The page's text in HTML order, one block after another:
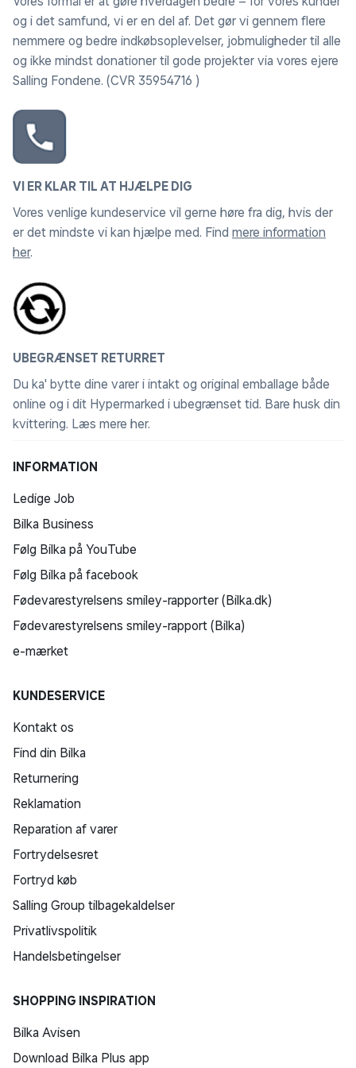
Mål udfoldet:B: 76 x D: 100 x H: 30 cm
Vedligeholdelse:Rengøres med en fugtig klud
og i det samfund, vi er en del af. Det gør vi gennem flere
nemmere og bedre indkøbsoplevelser, jobmuligheder til alle
og ikke mindst donationer til gode projekter via vores ejere
Salling Fondene. (CVR 35954716 )
VI ER KLAR TIL AT HJÆLPE DIG
Vores venlige kundeservice vil gerne høre fra dig, hvis der
er det mindste vi kan hjælpe med. Find mere information
her.
UBEGRÆNSET RETURRET
Du ka' bytte dine varer i intakt og original emballage både
online og i dit Hypermarked i ubegrænset tid. Bare husk din
kvittering. Læs mere her.
INFORMATION
Ledige Job
Bilka Business
Følg Bilka på YouTube
Følg Bilka på facebook
Fødevarestyrelsens smiley-rapporter (Bilka.dk)
Fødevarestyrelsens smiley-rapport (Bilka)
e-mærket
KUNDESERVICE
Kontakt os
Find din Bilka
Returnering
Reklamation
Reparation af varer
Fortrydelsesret
Fortryd køb
Salling Group tilbagekaldelser
Privatlivspolitik
Handelsbetingelser
SHOPPING INSPIRATION
Bilka Avisen
Download Bilka Plus app